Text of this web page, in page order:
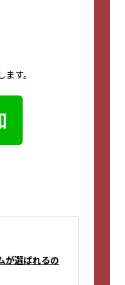
す。
が選ばれるの